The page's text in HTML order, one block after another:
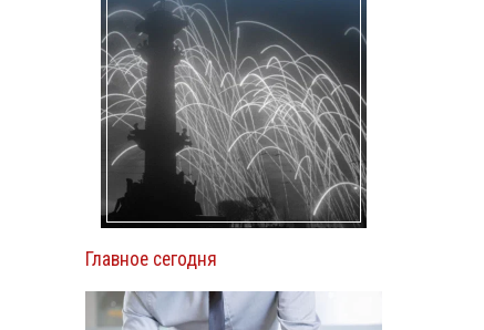
Главное сегодня